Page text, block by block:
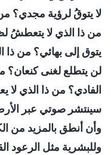
لا يتوقُ لرؤية مجدي؟
من ذا الذي لا يتعطشُ
يتوق إلى بهائي؟ من ذا
لن يتطلع لغنى كنعان؟
الفادي؟ من ذا الذي
سينتشر صوتي عبر
وأن أنطق بالمزيد من
وللبشرية مثل الرعود